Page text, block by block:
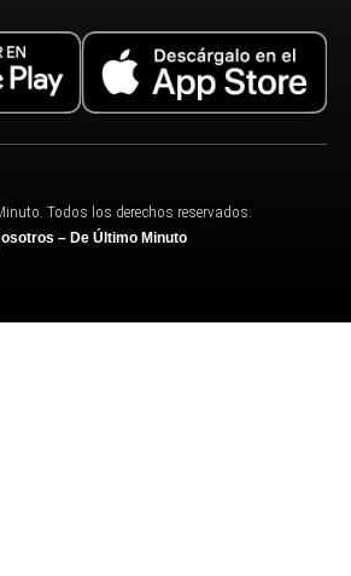
Todos los derechos reservados.
– De Último Minuto